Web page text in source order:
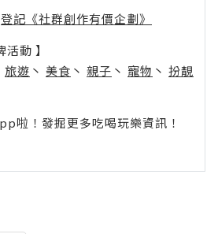
登記《社群創作有價企劃》
動 】
旅遊 丶 美食 丶 親子 丶 寵物 丶 扮靚
啦！發掘更多吃喝玩樂資訊！